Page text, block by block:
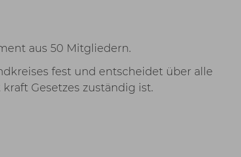
aus 50 Mitgliedern.
fest und entscheidet über alle
Gesetzes zuständig ist.